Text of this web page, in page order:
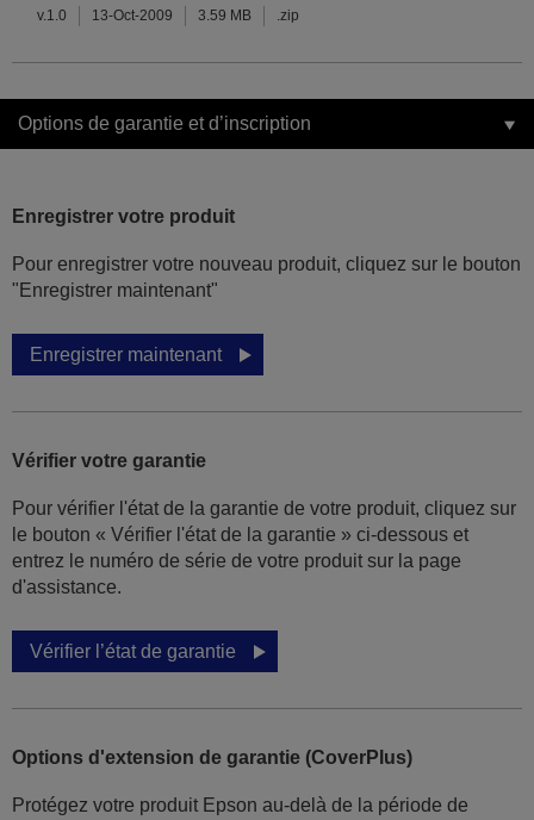
v.1.0 13-Oct-2009 3.59 MB .zip
Options de garantie et d’inscription
Enregistrer votre produit
Pour enregistrer votre nouveau produit, cliquez sur le bouton
"Enregistrer maintenant"
Enregistrer maintenant
Vérifier votre garantie
Pour vérifier l'état de la garantie de votre produit, cliquez sur
le bouton « Vérifier l'état de la garantie » ci-dessous et
entrez le numéro de série de votre produit sur la page
d'assistance.
Vérifier l’état de garantie
Options d'extension de garantie (CoverPlus)
Protégez votre produit Epson au-delà de la période de